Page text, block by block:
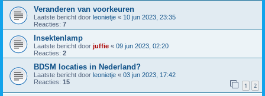
Veranderen van voorkeuren
Laatste bericht door leonietje « 10 jun 2023, 23:35
Reacties: 7
Insektenlamp
Laatste bericht door juffie « 09 jun 2023, 02:20
Reacties: 2
BDSM locaties in Nederland?
Laatste bericht door leonietje « 03 jun 2023, 17:42
Reacties: 15 1 2